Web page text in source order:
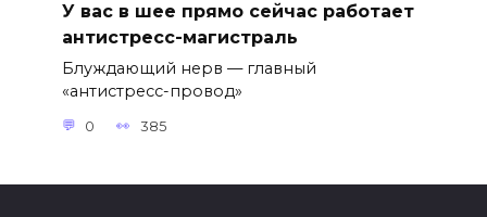
У вас в шее прямо сейчас работает
антистресс-магистраль
Блуждающий нерв — главный
«антистресс-провод»
0 385